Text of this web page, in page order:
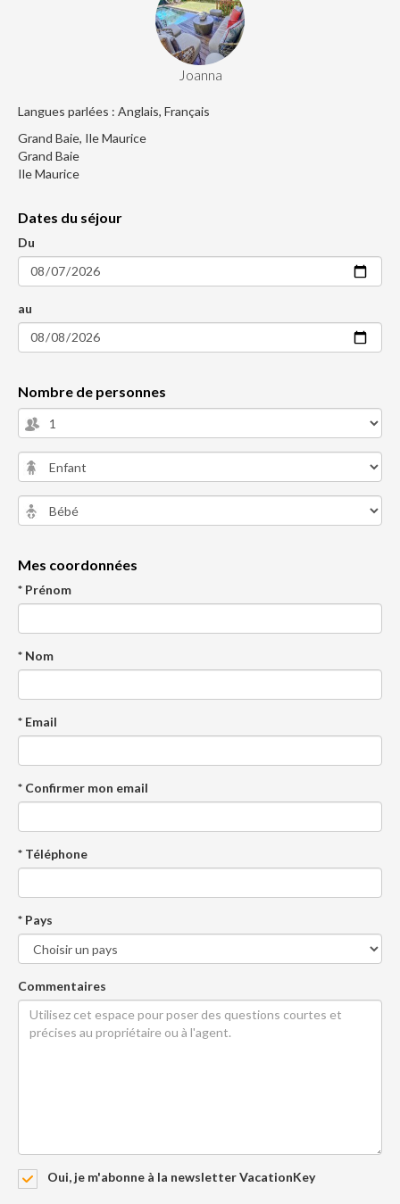
Joanna
Langues parlées : Anglais, Français
Grand Baie, Ile Maurice
Grand Baie
Ile Maurice
Dates du séjour
Du
au
Nombre de personnes
Mes coordonnées
* Prénom
* Nom
* Email
* Confirmer mon email
* Téléphone
* Pays
Commentaires
Oui, je m'abonne à la newsletter VacationKey